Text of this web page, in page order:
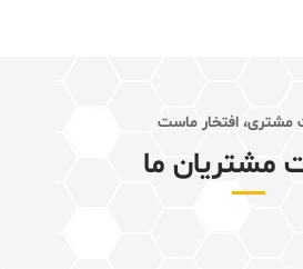
مشتری، افتخار ماست
مشتریان ما